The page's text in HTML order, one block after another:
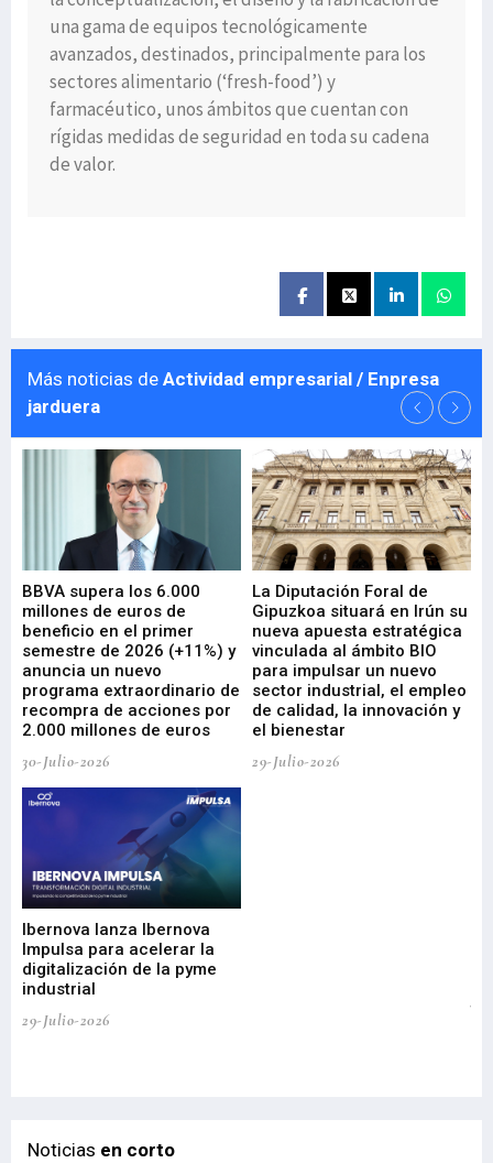
una gama de equipos tecnológicamente
avanzados, destinados, principalmente para los
sectores alimentario (‘fresh-food’) y
farmacéutico, unos ámbitos que cuentan con
rígidas medidas de seguridad en toda su cadena
de valor.
Más noticias de Actividad empresarial / Enpresa
jarduera
BBVA supera los 6.000
millones de euros de
beneficio en el primer
semestre de 2026 (+11%) y
anuncia un nuevo
programa extraordinario de
recompra de acciones por
2.000 millones de euros
30-Julio-2026
La Diputación Foral de
Gipuzkoa situará en Irún su
nueva apuesta estratégica
vinculada al ámbito BIO
para impulsar un nuevo
sector industrial, el empleo
de calidad, la innovación y
el bienestar
29-Julio-2026
Ibernova lanza Ibernova
Impulsa para acelerar la
digitalización de la pyme
industrial
29-Julio-2026
Noticias en corto